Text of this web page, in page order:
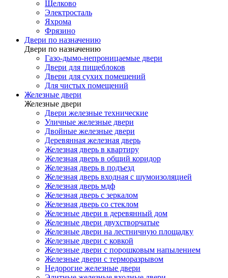
Щелково
Электросталь
Яхрома
Фрязино
Двери по назначению
Двери по назначению
Газо-дымо-непроницаемые двери
Двери для пищеблоков
Двери для сухих помещений
Для чистых помещений
Железные двери
Железные двери
Двери железные технические
Уличные железные двери
Двойные железные двери
Деревянная железная дверь
Железная дверь в квартиру
Железная дверь в общий коридор
Железная дверь в подъезд
Железная дверь входная с шумоизоляцией
Железная дверь мдф
Железная дверь с зеркалом
Железная дверь со стеклом
Железные двери в деревянный дом
Железные двери двухстворчатые
Железные двери на лестничную площадку
Железные двери с ковкой
Железные двери с порошковым напылением
Железные двери с терморазрывом
Недорогие железные двери